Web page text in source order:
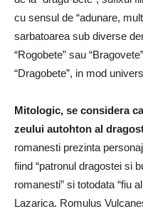
cu sensul de “adunare,
sarbatoarea sub diverse
“Rogobete” sau
“Dragobete”, in mod
Mitologic, se considera
zeului autohton al
romanesti prezinta
fiind “patronul dragostei si
romanesti” si totodata “fiu
Lazarica. Romulus